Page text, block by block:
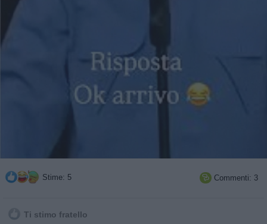
Stime: 5  Commenti: 3
Ti stimo fratello